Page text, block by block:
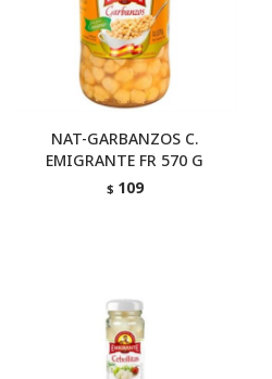
NAT-GARBANZOS C.
EMIGRANTE FR 570 G
$ 109